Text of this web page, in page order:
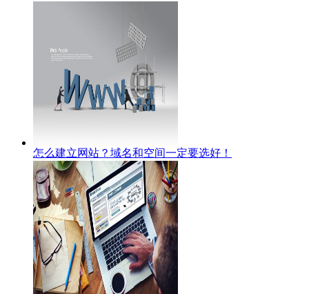
怎么建立网站？域名和空间一定要选好！